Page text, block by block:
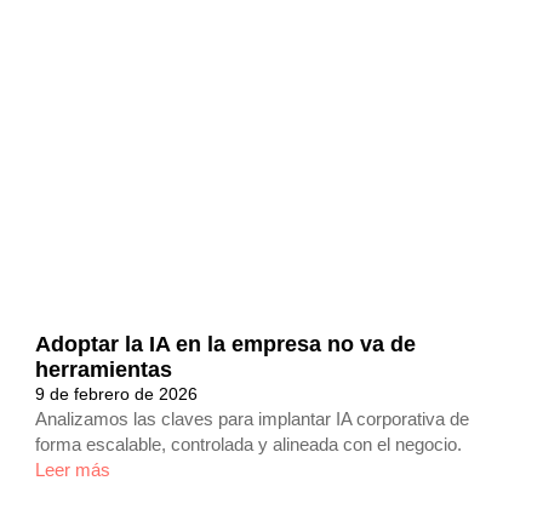
Adoptar la IA en la empresa no va de
herramientas
9 de febrero de 2026
Analizamos las claves para implantar IA corporativa de
forma escalable, controlada y alineada con el negocio.
Leer más